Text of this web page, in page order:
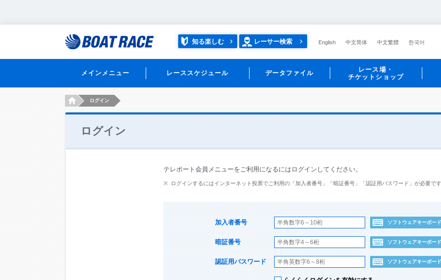
知る楽しむ レーサー検索 English 中文简体 中文繁體 한국어
メインメニュー レーススケジュール データファイル
レース場・
チケットショップ
HOMEログイン
ログイン
テレボート会員メニューをご利用になるにはログインしてください。
ログインするにはインターネット投票でご利用の「加入者番号」「暗証番号」「認証用パスワード」が必要です
加入者番号 ソフトウェアキーボード
暗証番号 ソフトウェアキーボード
認証用パスワード ソフトウェアキーボード